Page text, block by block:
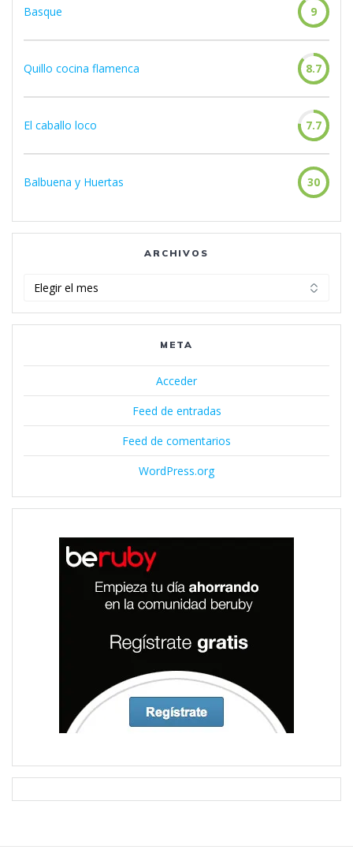
Basque 9
Quillo cocina flamenca 8.7
El caballo loco 7.7
Balbuena y Huertas 30
ARCHIVOS
META
Acceder
Feed de entradas
Feed de comentarios
WordPress.org